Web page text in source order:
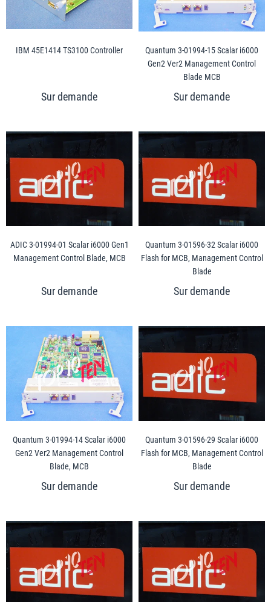
IBM 45E1414 TS3100 Controller
Quantum 3-01994-15 Scalar i6000
Gen2 Ver2 Management Control
Blade MCB
ADIC 3-01994-01 Scalar i6000 Gen1
Management Control Blade, MCB
Quantum 3-01596-32 Scalar i6000
Flash for MCB, Management Control
Blade
Quantum 3-01994-14 Scalar i6000
Gen2 Ver2 Management Control
Blade, MCB
Quantum 3-01596-29 Scalar i6000
Flash for MCB, Management Control
Blade